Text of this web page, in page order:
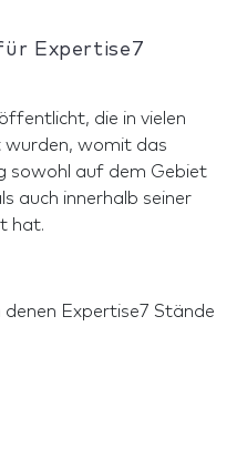
Expertise7
die in vielen
wurden, womit das
sowohl auf dem Gebiet
auch innerhalb seiner
hat.
denen Expertise7 Stände